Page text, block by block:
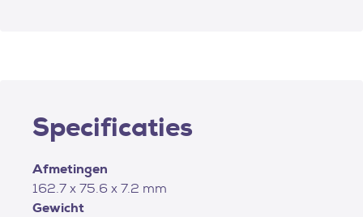
Specificaties
Afmetingen
162.7 x 75.6 x 7.2 mm
Gewicht